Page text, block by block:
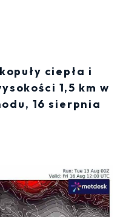
ciepła i
1,5 km w
16 sierpnia